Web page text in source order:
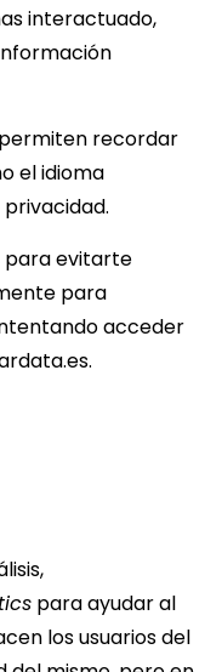
interactuado,
recordar
el idioma
para evitarte
para
acceder
para ayudar al
los usuarios del